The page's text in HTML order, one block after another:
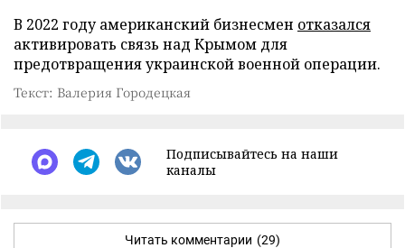
В 2022 году американский бизнесмен отказался
активировать связь над Крымом для
предотвращения украинской военной операции.
Текст: Валерия Городецкая
Подписывайтесь на наши
каналы
Читать комментарии (29)